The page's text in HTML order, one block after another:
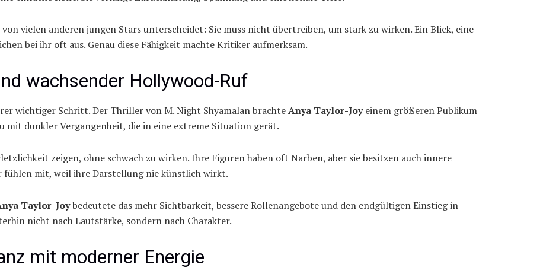
vielen anderen jungen Stars unterscheidet: Sie muss nicht übertreiben, um stark zu wirken. Ein Blick, eine
bei ihr oft aus. Genau diese Fähigkeit machte Kritiker aufmerksam.
wachsender Hollywood-Ruf
wichtiger Schritt. Der Thriller von M. Night Shyamalan brachteAnya Taylor-Joyeinem größeren Publikum
mit dunkler Vergangenheit, die in eine extreme Situation gerät.
zeigen, ohne schwach zu wirken. Ihre Figuren haben oft Narben, aber sie besitzen auch innere
fühlen mit, weil ihre Darstellung nie künstlich wirkt.
Taylor-Joybedeutete das mehr Sichtbarkeit, bessere Rollenangebote und den endgültigen Einstieg in
nicht nach Lautstärke, sondern nach Charakter.
mit moderner Energie